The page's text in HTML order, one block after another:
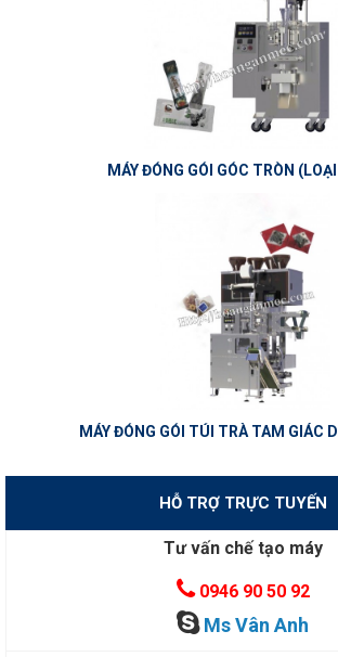
MÁY ĐÓNG GÓI GÓC TRÒN
MÁY ĐÓNG GÓI TÚI TRÀ TAM GIÁC
HỖ TRỢ TRỰC TUYẾN
Tư vấn chế tạo máy
0946 90 50 92
Ms Vân Anh